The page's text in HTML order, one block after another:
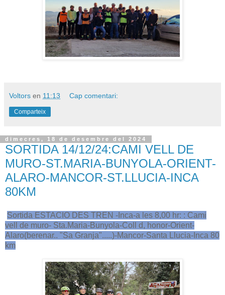
Voltors en 11:13 Cap comentari:
Comparteix
dimecres, 18 de desembre del 2024
SORTIDA 14/12/24:CAMI VELL DE
MURO-ST.MARIA-BUNYOLA-ORIENT-
ALARO-MANCOR-ST.LLUCIA-INCA
80KM
Sortida ESTACIO DES TREN -Inca-a les 8,00 hr: : Cami
vell de muro- Sta.Maria-Bunyola-Coll d, honor-Orient-
Alaro(berenar.. "Sa Granja".....)-Mancor-Santa Llucia-Inca 80
km